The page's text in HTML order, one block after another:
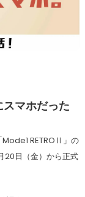
マホだった
RETROⅡ」の
20日（金）から正式